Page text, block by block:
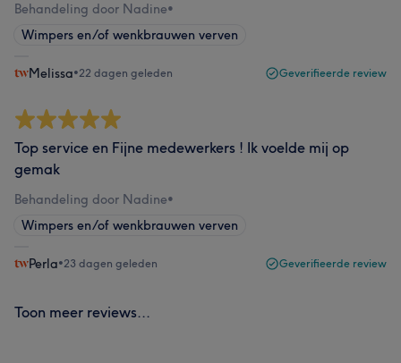
Behandeling door Nadine•
Wimpers en/of wenkbrauwen verven
Melissa•22 dagen geleden Geverifieerde review
Top service en Fijne medewerkers ! Ik voelde mij op
gemak
Behandeling door Nadine•
Wimpers en/of wenkbrauwen verven
Perla•23 dagen geleden Geverifieerde review
Toon meer reviews...